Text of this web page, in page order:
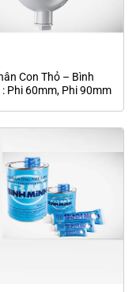
Con Thỏ – Bình
: Phi 60mm, Phi 90mm